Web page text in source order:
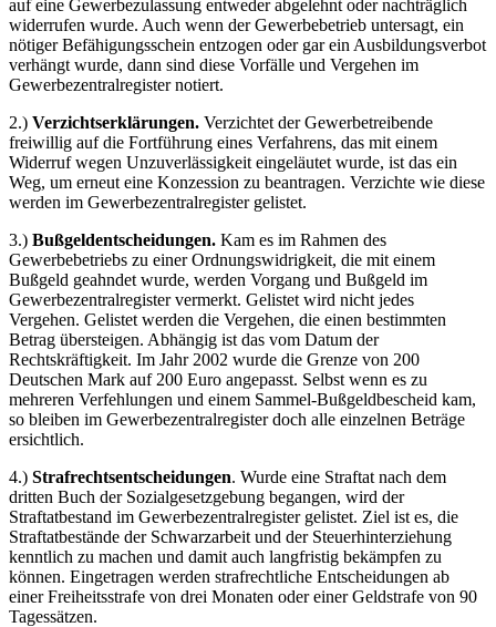
auf eine Gewerbezulassung entweder abgelehnt oder nachträglich
widerrufen wurde. Auch wenn der Gewerbebetrieb untersagt, ein
nötiger Befähigungsschein entzogen oder gar ein Ausbildungsverbot
verhängt wurde, dann sind diese Vorfälle und Vergehen im
Gewerbezentralregister notiert.
2.) Verzichtserklärungen. Verzichtet der Gewerbetreibende
freiwillig auf die Fortführung eines Verfahrens, das mit einem
Widerruf wegen Unzuverlässigkeit eingeläutet wurde, ist das ein
Weg, um erneut eine Konzession zu beantragen. Verzichte wie diese
werden im Gewerbezentralregister gelistet.
3.) Bußgeldentscheidungen. Kam es im Rahmen des
Gewerbebetriebs zu einer Ordnungswidrigkeit, die mit einem
Bußgeld geahndet wurde, werden Vorgang und Bußgeld im
Gewerbezentralregister vermerkt. Gelistet wird nicht jedes
Vergehen. Gelistet werden die Vergehen, die einen bestimmten
Betrag übersteigen. Abhängig ist das vom Datum der
Rechtskräftigkeit. Im Jahr 2002 wurde die Grenze von 200
Deutschen Mark auf 200 Euro angepasst. Selbst wenn es zu
mehreren Verfehlungen und einem Sammel-Bußgeldbescheid kam,
so bleiben im Gewerbezentralregister doch alle einzelnen Beträge
ersichtlich.
4.) Strafrechtsentscheidungen. Wurde eine Straftat nach dem
dritten Buch der Sozialgesetzgebung begangen, wird der
Straftatbestand im Gewerbezentralregister gelistet. Ziel ist es, die
Straftatbestände der Schwarzarbeit und der Steuerhinterziehung
kenntlich zu machen und damit auch langfristig bekämpfen zu
können. Eingetragen werden strafrechtliche Entscheidungen ab
einer Freiheitsstrafe von drei Monaten oder einer Geldstrafe von 90
Tagessätzen.